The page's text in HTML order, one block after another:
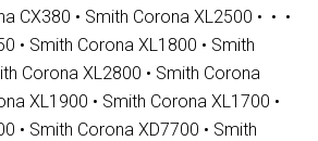
CX380 • Smith Corona XL2500 • • •
• Smith Corona XL1800 • Smith
Corona XL2800 • Smith Corona
XL1900 • Smith Corona XL1700 •
• Smith Corona XD7700 • Smith